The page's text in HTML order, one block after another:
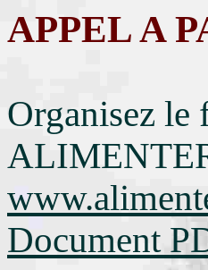
APPEL A
Organisez le
Document